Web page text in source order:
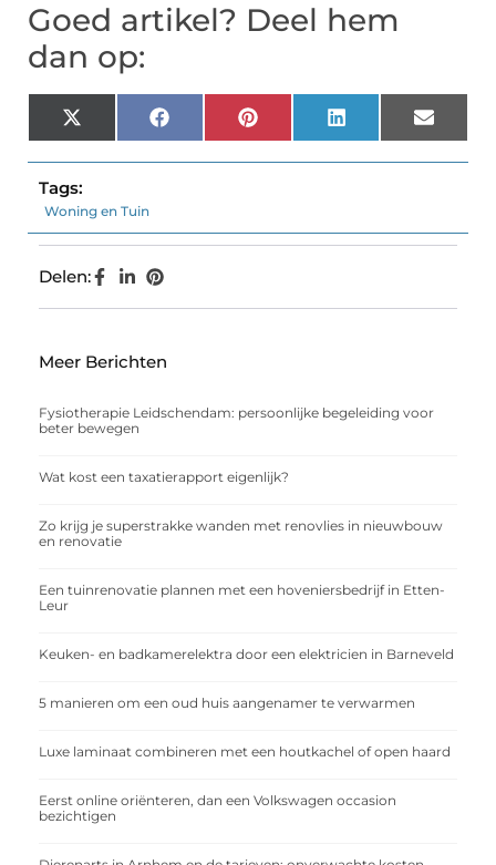
Goed artikel? Deel hem
dan op:
X
(Twitter)
FacebookPinterest LinkedIn Email
Tags:
Woning en Tuin
Delen:
Meer Berichten
Fysiotherapie Leidschendam: persoonlijke begeleiding voor
beter bewegen
Wat kost een taxatierapport eigenlijk?
Zo krijg je superstrakke wanden met renovlies in nieuwbouw
en renovatie
Een tuinrenovatie plannen met een hoveniersbedrijf in Etten-
Leur
Keuken- en badkamerelektra door een elektricien in Barneveld
5 manieren om een oud huis aangenamer te verwarmen
Luxe laminaat combineren met een houtkachel of open haard
Eerst online oriënteren, dan een Volkswagen occasion
bezichtigen